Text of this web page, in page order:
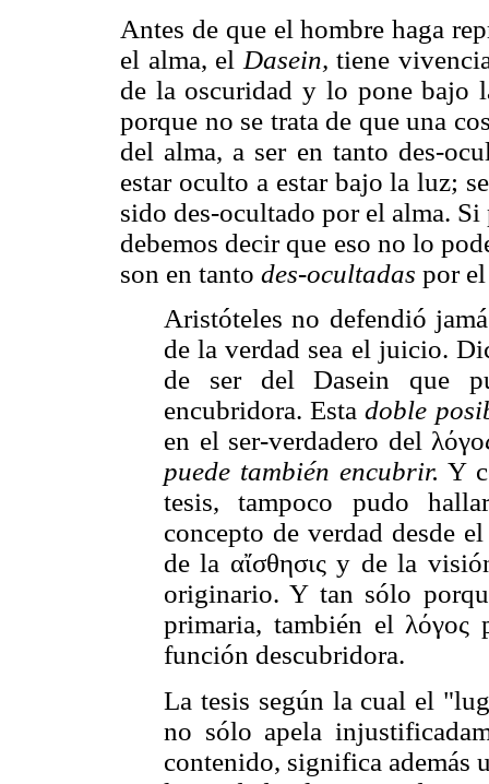
Antes de que el hombre haga
el alma, el Dasein, tiene
de la oscuridad y lo pone bajo
porque no se trata de que una
del alma, a ser en tanto des-
estar oculto a estar bajo la luz;
sido des-ocultado por el alma.
debemos decir que eso no lo
son en tanto des-ocultadas por
Aristóteles no defendió
de la verdad sea el juicio.
de ser del Dasein que
encubridora. Estadoble
en el ser-verdadero del
puede también encubrir. Y
tesis, tampoco pudo
concepto de verdad desde
de la αἴσθησις y de la
originario. Y tan sólo
primaria, también el λόγος
función descubridora.
La tesis según la cual el
no sólo apela
contenido, significa además